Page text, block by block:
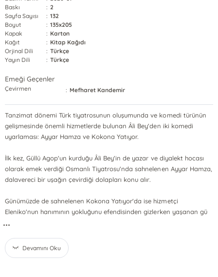
Baskı
: 2
Sayfa Sayısı
: 132
Boyut
: 135x205
Kapak
: Karton
Kağıt
: Kitap Kağıdı
Orjinal Dili
: Türkçe
Yayın Dili
: Türkçe
Emeği Geçenler
Çevirmen : Mefharet Kandemir
Tanzimat dönemi Türk tiyatrosunun oluşumunda ve komedi türünün
gelişmesinde önemli hizmetlerde bulunan Âli Bey'den iki komedi
uyarlaması: Ayyar Hamza ve Kokona Yatıyor.
İlk kez, Güllü Agop'un kurduğu Âli Bey'in de yazar ve diyalekt hocası
olarak emek verdiği Osmanlı Tiyatrosu'nda sahnelenen Ayyar Hamza,
dalavereci bir uşağın çevirdiği dolapları konu alır.
Günümüzde de sahnelenen Kokona Yatıyor'da ise hizmetçi
Eleniko'nun hanımının yokluğunu efendisinden gizlerken yaşanan gü
...
Devamını Oku